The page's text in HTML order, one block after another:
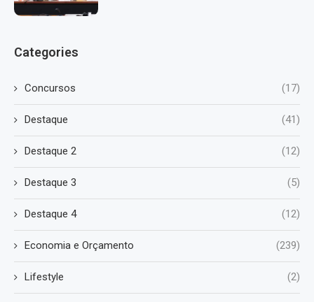
Categories
Concursos (17)
Destaque (41)
Destaque 2 (12)
Destaque 3 (5)
Destaque 4 (12)
Economia e Orçamento (239)
Lifestyle (2)